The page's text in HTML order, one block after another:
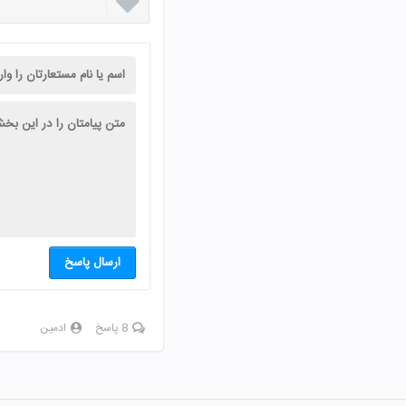
ارسال پاسخ
8 پاسخ ادمین